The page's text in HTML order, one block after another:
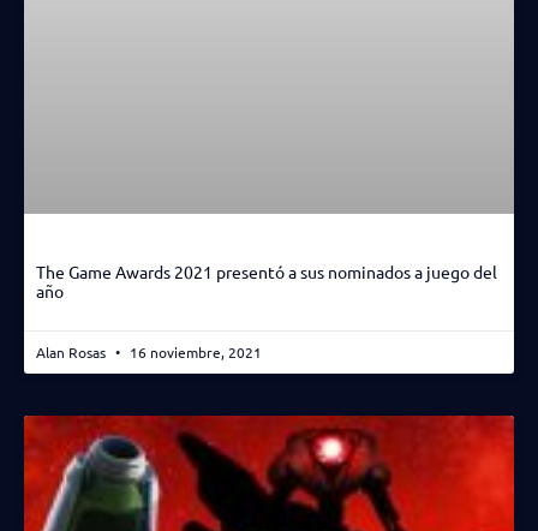
The Game Awards 2021 presentó a sus nominados a juego del
año
Alan Rosas 16 noviembre, 2021